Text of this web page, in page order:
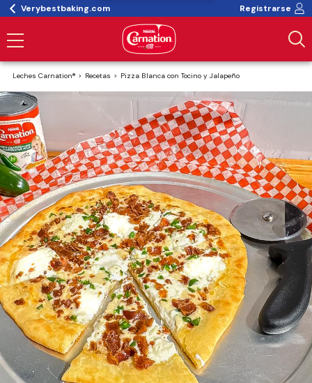
Verybestbaking.com Registrarse
Leches Carnation® Recetas Pizza Blanca con Tocino y Jalapeño